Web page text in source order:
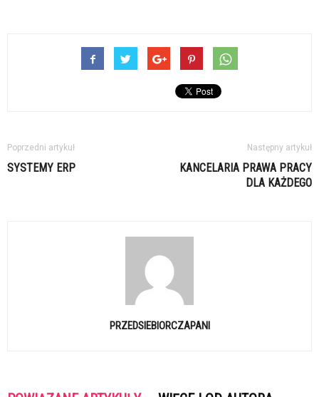
Poprzedni artykuł
SYSTEMY ERP
Następny artykuł
KANCELARIA PRAWA PRACY
DLA KAŻDEGO
PRZEDSIEBIORCZAPANI